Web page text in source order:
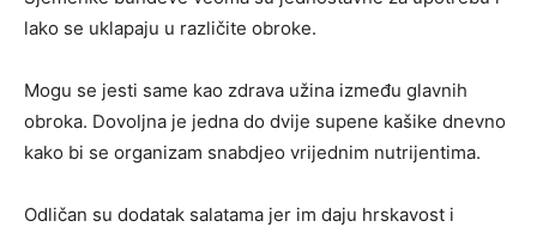
lako se uklapaju u različite obroke.
Mogu se jesti same kao zdrava užina između glavnih
obroka. Dovoljna je jedna do dvije supene kašike dnevno
kako bi se organizam snabdjeo vrijednim nutrijentima.
Odličan su dodatak salatama jer im daju hrskavost i